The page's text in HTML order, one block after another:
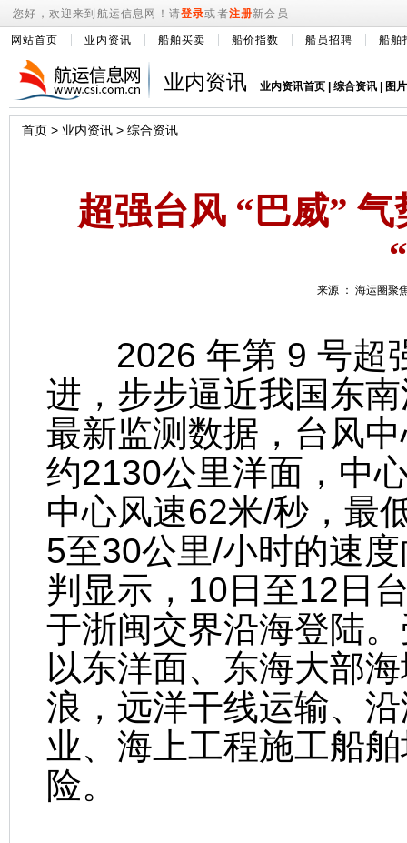
您好，欢迎来到航运信息网！请登录或者注册新会员
网站首页 业内资讯 船舶买卖 船价指数 船员招聘 船舶
业内资讯 业内资讯首页 综合资讯 图
首页 > 业内资讯 > 综合资讯
超强台风 “巴威”
来源 ： 海运圈
2026 年第 9 号超强
进，步步逼近我国东
最新监测数据，台风
约2130公里洋面，中
中心风速62米/秒，最
5至30公里/小时的速
判显示，10日至12日
于浙闽交界沿海登陆
以东洋面、东海大部
浪，远洋干线运输、
业、海上工程施工船
险。